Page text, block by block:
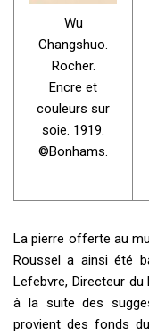
Wu
Changshuo.
Rocher.
Encre et
couleurs sur
soie. 1919.
©Bonhams.
La pierre offerte au
Roussel a ainsi été
Lefebvre, Directeur
à la suite des
provient des fonds